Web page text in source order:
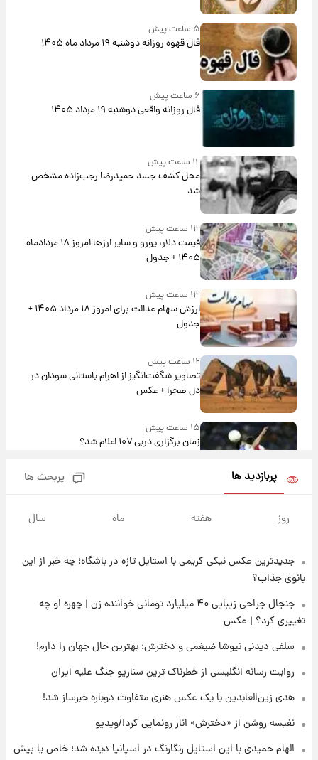
۵ ساعت پیش
فال قهوه روزانه دوشنبه ۱۹ مرداد ماه ۱۴۰۵
۶ ساعت پیش
فال روزانه واقعی دوشنبه ۱۹ مرداد ۱۴۰۵
۱۲ ساعت پیش
محل کشف جسد حمیدرضا رجب‌زاده مشخص
شد
۱۳ ساعت پیش
قیمت دلار، یورو و سایر ارزها امروز ۱۸ مردادماه
۱۴۰۵ + جدول
۱۳ ساعت پیش
ارزش سهام عدالت برای امروز ۱۸ مرداد ۱۴۰۵ +
جدول
۱۲ ساعت پیش
تصاویر شگفت‌انگیز از اهرام باستانی سودان در
دل صحرا + عکس
۱۵ ساعت پیش
زمان برگزاری دربی ۱۰۷ اعلام شد؟
جزئیات
۱۷ ساعت پیش
آتش‌سوزی در لوناپارک شیراز؛ آخرین وضعیت
خزندگان خطرناک پس از حادثه
۲۱ ساعت پیش
پربازدید ها پربحث ها
روز هفته ماه سال
جدیدترین عکس نیکی کریمی با استایل تازه در باشگاه؛ چه خبر از این
بانوی جذاب؟
جنجال جراحی زیبایی ۴۰ میلیارد تومانی خواننده زن | چهره او چه
تغییری کرد؟ | عکس
سلفی دیدنی نیوشا ضیغمی و دخترش؛ بهترین حال جهان را دارم!
روایت رسانه انگلیسی از خطرناک ترین سناریو جنگ علیه ایران
هدی زین‌العابدین با یک عکس هنری متفاوت دوباره خبرساز شد!
نفیسه روشن از «دخترش» انار رونمایی کرد!/ویدیو
الهام حمیدی با این استایل رنگارنگ در اسپانیا دیده شد؛ خاص یا بیش